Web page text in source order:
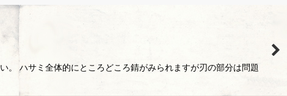
。 ハサミ全体的にところどころ錆がみられますが刃の部分は問題